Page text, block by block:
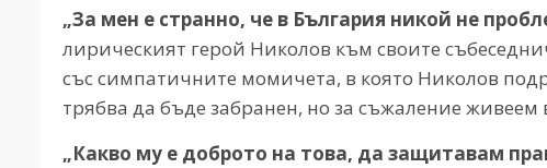
„За мен е странно, че в България никой не
лирическият герой Николов към своите
със симпатичните момичета, в която Николов
трябва да бъде забранен, но за съжаление живеем
„Какво му е доброто на това, да защитавам